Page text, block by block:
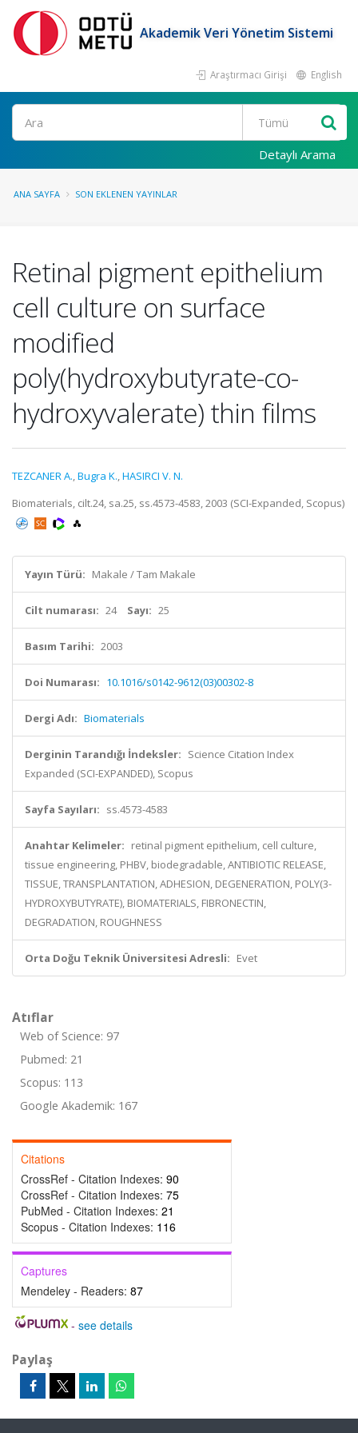
Akademik Veri Yönetim Sistemi
Araştırmacı Girişi English
Ara
Detaylı Arama
ANA SAYFA SON EKLENEN YAYINLAR
Retinal pigment epithelium
cell culture on surface
modified
poly(hydroxybutyrate-co-
hydroxyvalerate) thin films
TEZCANER A.,Bugra K.,HASIRCI V. N.
Biomaterials, cilt.24, sa.25, ss.4573-4583, 2003 (SCI-Expanded, Scopus)
Yayın Türü: Makale / Tam Makale
Cilt numarası: 24 Sayı: 25
Basım Tarihi: 2003
Doi Numarası: 10.1016/s0142-9612(03)00302-8
Dergi Adı: Biomaterials
Derginin Tarandığı İndeksler: Science Citation Index
Expanded (SCI-EXPANDED), Scopus
Sayfa Sayıları: ss.4573-4583
Anahtar Kelimeler: retinal pigment epithelium, cell culture,
tissue engineering, PHBV, biodegradable, ANTIBIOTIC RELEASE,
TISSUE, TRANSPLANTATION, ADHESION, DEGENERATION, POLY(3-
HYDROXYBUTYRATE), BIOMATERIALS, FIBRONECTIN,
DEGRADATION, ROUGHNESS
Orta Doğu Teknik Üniversitesi Adresli: Evet
Atıflar
Web of Science: 97
Pubmed: 21
Scopus: 113
Google Akademik: 167
Citations
CrossRef - Citation Indexes: 90
CrossRef - Citation Indexes: 75
PubMed - Citation Indexes: 21
Scopus - Citation Indexes: 116
Captures
Mendeley - Readers: 87
- see details
Paylaş